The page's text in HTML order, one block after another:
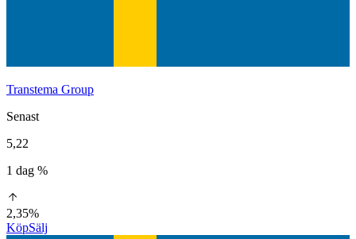
Transtema Group
Senast
5,22
1 dag %
2,35%
KöpSälj